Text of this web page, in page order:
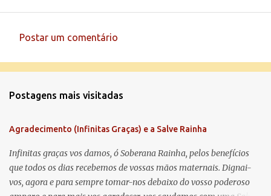
e
t
á
r
i
Postar um comentário
Postagens mais visitadas
Agradecimento (Infinitas Graças) e a Salve Rainha
Infinitas graças vos damos, ó Soberana Rainha, pelos benefícios
que todos os dias recebemos de vossas mãos maternais. Dignai-
vos, agora e para sempre tomar-nos debaixo do vosso poderoso